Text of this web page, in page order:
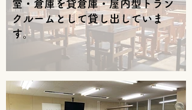
室・倉庫を貸倉庫・屋内型トラン
クルームとして貸し出していま
す。